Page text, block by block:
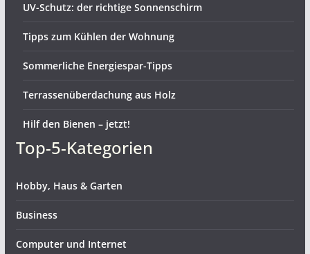
UV-Schutz: der richtige Sonnenschirm
Tipps zum Kühlen der Wohnung
Sommerliche Energiespar-Tipps
Terrassenüberdachung aus Holz
Hilf den Bienen – jetzt!
Top-5-Kategorien
Hobby, Haus & Garten
Business
Computer und Internet